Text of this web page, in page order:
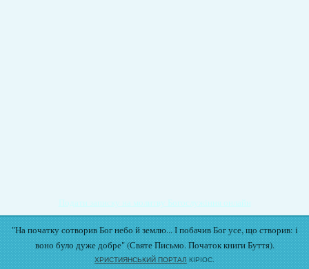
Подати записку на молитву Богослужіння онлайн
"На початку сотворив Бог небо й землю... І побачив Бог усе, що створив: і
воно було дуже добре" (Святе Письмо. Початок книги Буття).
ХРИСТИЯНСЬКИЙ ПОРТАЛ КІРІОС.